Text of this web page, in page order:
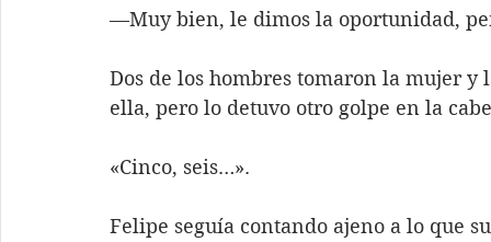
—Muy bien, le dimos la oportunidad,
Dos de los hombres tomaron la mujer
ella, pero lo detuvo otro golpe en la
«Cinco, seis…».
Felipe seguía contando ajeno a lo que